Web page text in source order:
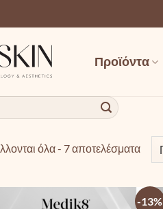
Προϊόντα
όλα - 7 αποτελέσματα
-13%